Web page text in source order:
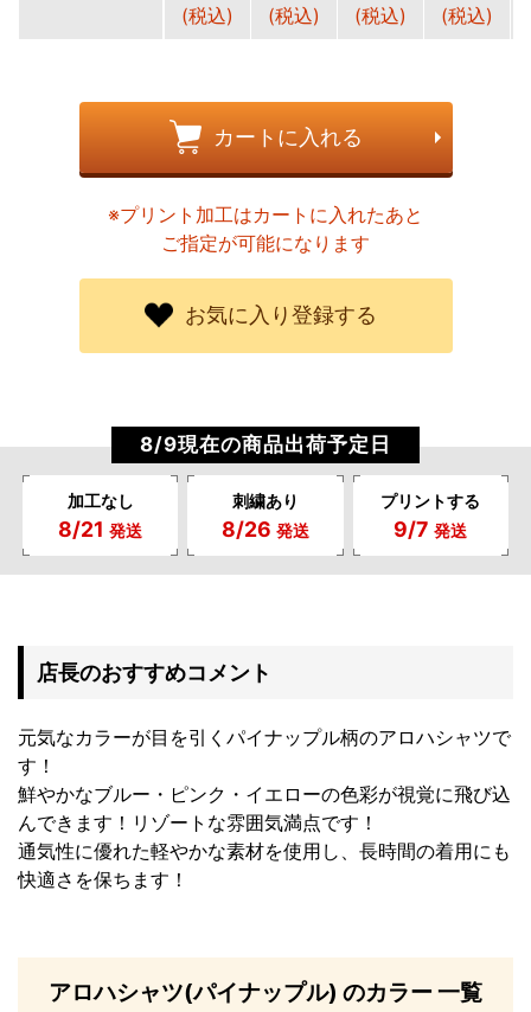
(税込)
(税込)
(税込)
(税込)
カートに入れる
※プリント加工はカートに入れたあと
ご指定が可能になります
お気に入り登録する
8/9現在の商品出荷予定日
加工なし
8/21 発送
刺繍あり
8/26 発送
プリントする
9/7 発送
店長のおすすめコメント
元気なカラーが目を引くパイナップル柄のアロハシャツで
す！
鮮やかなブルー・ピンク・イエローの色彩が視覚に飛び込
んできます！リゾートな雰囲気満点です！
通気性に優れた軽やかな素材を使用し、長時間の着用にも
快適さを保ちます！
アロハシャツ(パイナップル) のカラー 一覧